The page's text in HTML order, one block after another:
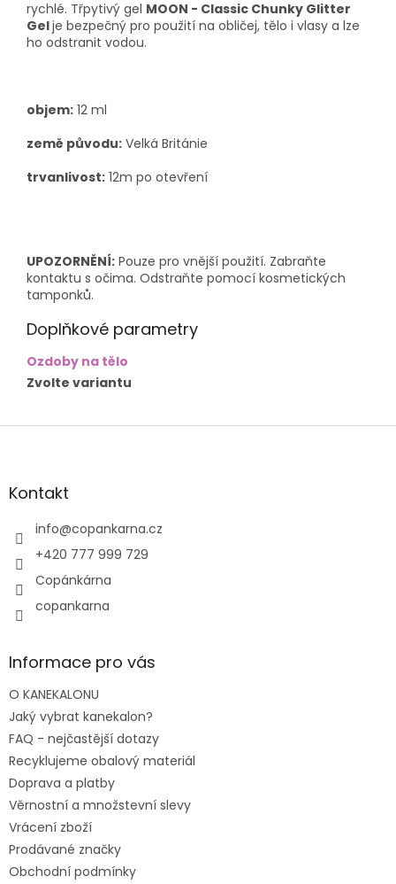
rychlé. Třpytivý gel MOON - Classic Chunky Glitter
Gelje bezpečný pro použití na obličej, tělo i vlasy a lze
ho odstranit vodou.
objem: 12 ml
země původu: Velká Británie
trvanlivost: 12m po otevření
UPOZORNĚNÍ: Pouze pro vnější použití. Zabraňte
kontaktu s očima. Odstraňte pomocí kosmetických
tamponků.
Doplňkové parametry
Ozdoby na tělo
Zvolte variantu
Z
aKontakt
info@copankarna.cz
+420 777 999 729
Copánkárna
copankarna
Informace pro vás
O KANEKALONU
Jaký vybrat kanekalon?
FAQ - nejčastější dotazy
Recyklujeme obalový materiál
Doprava a platby
Věrnostní a množstevní slevy
Vrácení zboží
Prodávané značky
Obchodní podmínky